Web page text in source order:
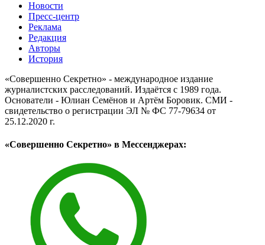
Новости
Пресс-центр
Реклама
Редакция
Авторы
История
«Совершенно Секретно» - международное издание
журналистских расследований. Издаётся с 1989 года.
Основатели - Юлиан Семёнов и Артём Боровик. CМИ -
свидетельство о регистрации ЭЛ № ФС 77-79634 от
25.12.2020 г.
«Совершенно Секретно» в Мессенджерах: